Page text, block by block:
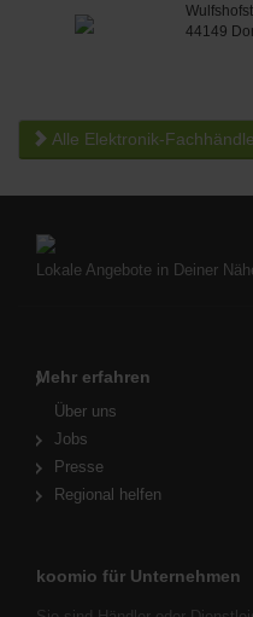
44149
Alle Elektronik-
Lokale Angebote in Deiner
Mehr erfahren
Über uns
Jobs
Presse
Regional helfen
koomio für Unternehmen